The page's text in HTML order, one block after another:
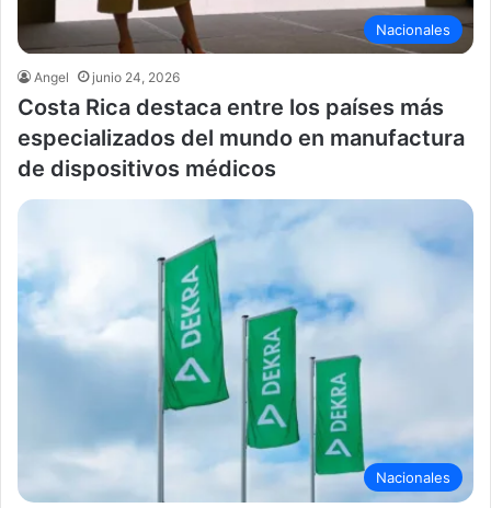
Nacionales
Angel junio 24, 2026
Costa Rica destaca entre los países más
especializados del mundo en manufactura
de dispositivos médicos
Nacionales